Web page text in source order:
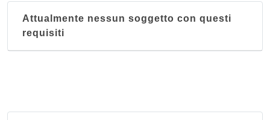
Attualmente nessun soggetto con questi
requisiti